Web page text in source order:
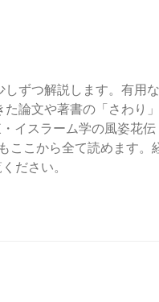
ずつ解説します。有用
論文や著書の「さわり
イスラーム学の風姿花伝
ここから全て読めます。
ださい。